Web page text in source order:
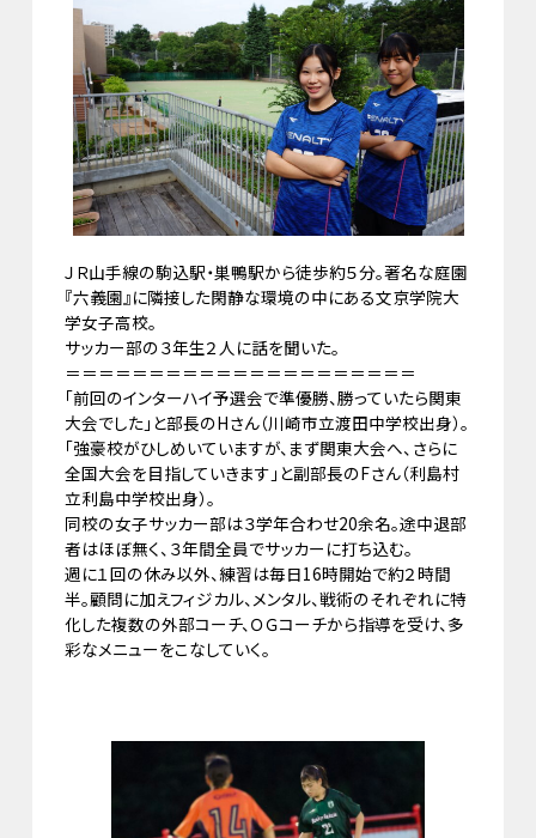
ＪＲ山手線の駒込駅・巣鴨駅から徒歩約５分。著名な庭園
『六義園』に隣接した閑静な環境の中にある文京学院大
学女子高校。
サッカー部の３年生２人に話を聞いた。
＝＝＝＝＝＝＝＝＝＝＝＝＝＝＝＝＝＝＝＝＝
「前回のインターハイ予選会で準優勝、勝っていたら関東
大会でした」と部長のHさん（川崎市立渡田中学校出身）。
「強豪校がひしめいていますが、まず関東大会へ、さらに
全国大会を目指していきます」と副部長のFさん（利島村
立利島中学校出身）。
同校の女子サッカー部は３学年合わせ20余名。途中退部
者はほぼ無く、３年間全員でサッカーに打ち込む。
週に１回の休み以外、練習は毎日16時開始で約２時間
半。顧問に加えフィジカル、メンタル、戦術のそれぞれに特
化した複数の外部コーチ、ＯＧコーチから指導を受け、多
彩なメニューをこなしていく。